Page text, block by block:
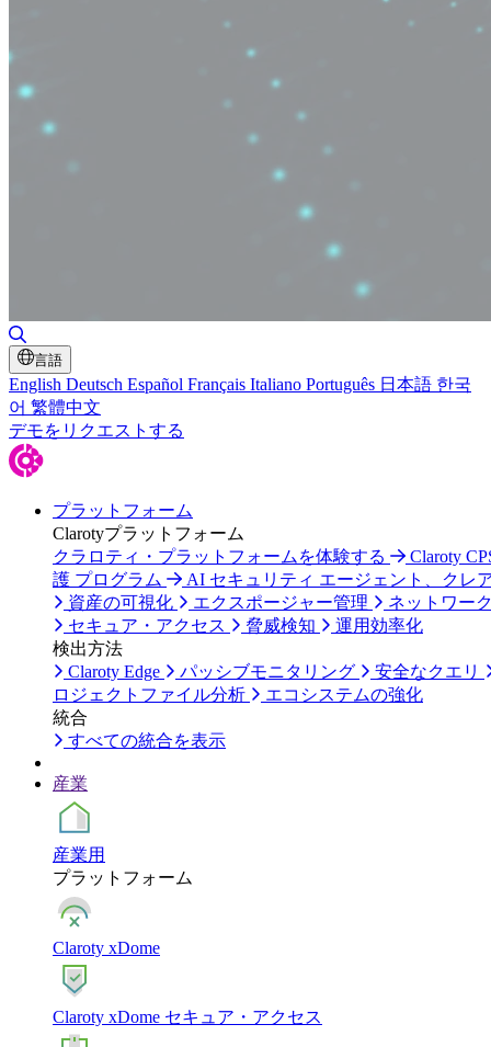
言語
English Deutsch Español Français Italiano Português 日本語 한국
어 繁體中文
デモをリクエストする
プラットフォーム
Clarotyプラットフォーム
クラロティ・プラットフォームを体験する
Claroty
護 プログラム
AI セキュリティ エージェント、クレ
資産の可視化
エクスポージャー管理
ネットワー
セキュア・アクセス
脅威検知
運用効率化
検出方法
Claroty Edge
パッシブモニタリング
安全なクエリ
ロジェクトファイル分析
エコシステムの強化
統合
すべての統合を表示
産業
産業用
プラットフォーム
Claroty xDome
Claroty xDome セキュア・アクセス